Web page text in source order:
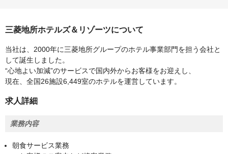
三菱地所ホテルズ＆リゾーツについて
当社は、2000年に三菱地所グループのホテル事業部門を担う会社と
して誕生しました。
“心地よい加減”のサービスで国内外からお客様をお迎えし、
現在、全国26施設6,449室のホテルを運営しています。
求人詳細
業務内容
朝食サービス業務